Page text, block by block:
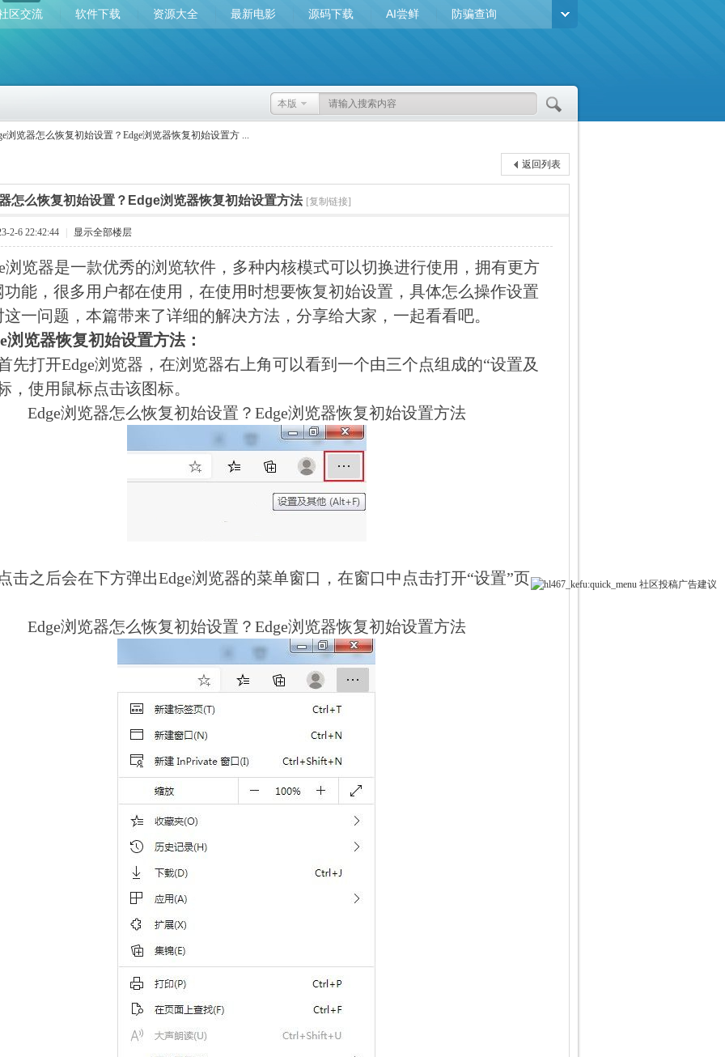
区交流 软件下载 资源大全 最新电影 源码下载 AI尝鲜 防骗查询
本版
浏览器怎么恢复初始设置？Edge浏览器恢复初始设置方 ...
返回列表
怎么恢复初始设置？Edge浏览器恢复初始设置方法 [复制链接]
2-6 22:42:44 显示全部楼层
器是一款优秀的浏览软件，多种内核模式可以切换进行使用，拥有更方
功能，很多用户都在使用，在使用时想要恢复初始设置，具体怎么操作设置
一问题，本篇带来了详细的解决方法，分享给大家，一起看看吧。
器恢复初始设置方法：
开Edge浏览器，在浏览器右上角可以看到一个由三个点组成的“设置及
，使用鼠标点击该图标。
Edge浏览器怎么恢复初始设置？Edge浏览器恢复初始设置方法
后会在下方弹出Edge浏览器的菜单窗口，在窗口中点击打开“设置”页
Edge浏览器怎么恢复初始设置？Edge浏览器恢复初始设置方法
社区投稿广告建议